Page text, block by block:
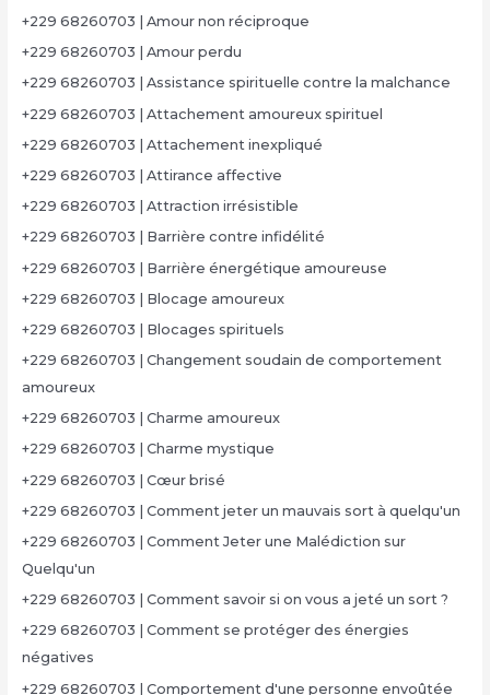
+229 68260703 | Amour non réciproque
+229 68260703 | Amour perdu
+229 68260703 | Assistance spirituelle contre la malchance
+229 68260703 | Attachement amoureux spirituel
+229 68260703 | Attachement inexpliqué
+229 68260703 | Attirance affective
+229 68260703 | Attraction irrésistible
+229 68260703 | Barrière contre infidélité
+229 68260703 | Barrière énergétique amoureuse
+229 68260703 | Blocage amoureux
+229 68260703 | Blocages spirituels
+229 68260703 | Changement soudain de comportement
amoureux
+229 68260703 | Charme amoureux
+229 68260703 | Charme mystique
+229 68260703 | Cœur brisé
+229 68260703 | Comment jeter un mauvais sort à quelqu'un
+229 68260703 | Comment Jeter une Malédiction sur
Quelqu'un
+229 68260703 | Comment savoir si on vous a jeté un sort ?
+229 68260703 | Comment se protéger des énergies
négatives
+229 68260703 | Comportement d'une personne envoûtée